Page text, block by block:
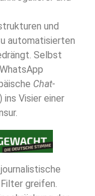
und
automatisierten
Selbst
Chat-
ins Visier einer
greifen.